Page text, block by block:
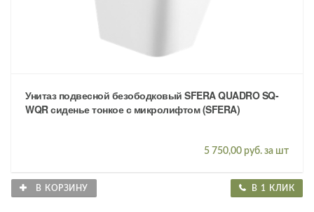
Унитаз подвесной безободковый SFERA QUADRO SQ-
WQR сиденье тонкое с микролифтом (SFERA)
5 750,00 руб. за шт
В КОРЗИНУ В 1 КЛИК